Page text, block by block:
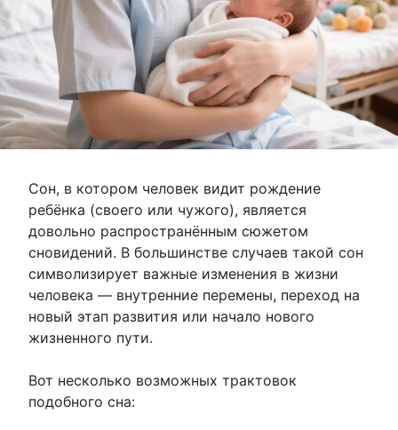
Сон, в котором человек видит рождение
ребёнка (своего или чужого), является
довольно распространённым сюжетом
сновидений. В большинстве случаев такой сон
символизирует важные изменения в жизни
человека — внутренние перемены, переход на
новый этап развития или начало нового
жизненного пути.
Вот несколько возможных трактовок
подобного сна: